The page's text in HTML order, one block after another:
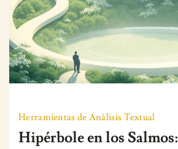
Herramientas de Análisis Textual
Hipérbole en los Salmos: